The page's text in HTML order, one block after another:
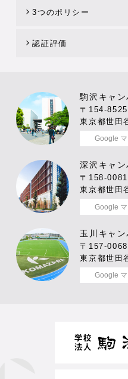
3つのポリシー
認証評価
駒沢キャン
〒154-8525
東京都世田
Google
深沢キャン
〒158-0081
東京都世田
Google
玉川キャン
〒157-0068
東京都世田
Google